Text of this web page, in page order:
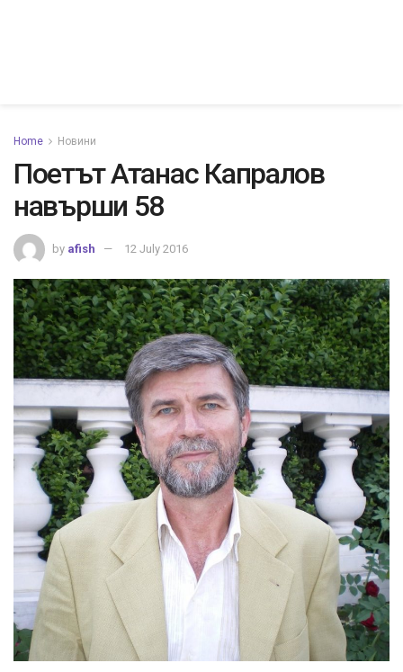
Home Новини
Поетът Атанас Капралов
навърши 58
by afish 12 July 2016